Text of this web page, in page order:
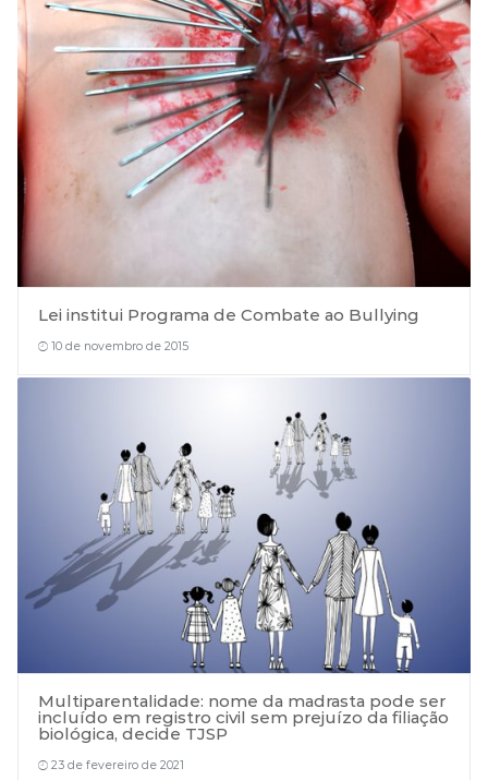
Lei institui Programa de Combate ao Bullying
10 de novembro de 2015
Multiparentalidade: nome da madrasta pode ser
incluído em registro civil sem prejuízo da filiação
biológica, decide TJSP
23 de fevereiro de 2021